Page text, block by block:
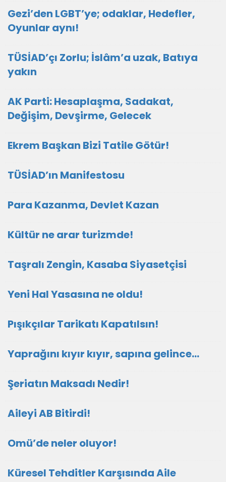
Gezi’den LGBT’ye; odaklar, Hedefler,
Oyunlar aynı!
TÜSİAD’çı Zorlu; İslâm’a uzak, Batıya
yakın
AK Parti: Hesaplaşma, Sadakat,
Değişim, Devşirme, Gelecek
Ekrem Başkan Bizi Tatile Götür!
TÜSİAD’ın Manifestosu
Para Kazanma, Devlet Kazan
Kültür ne arar turizmde!
Taşralı Zengin, Kasaba Siyasetçisi
Yeni Hal Yasasına ne oldu!
Pışıkçılar Tarikatı Kapatılsın!
Yaprağını kıyır kıyır, sapına gelince…
Şeriatın Maksadı Nedir!
Aileyi AB Bitirdi!
Omü’de neler oluyor!
Küresel Tehditler Karşısında Aile